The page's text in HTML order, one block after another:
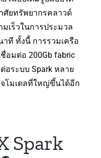
ศัยทรัพยากรคลาวด์
เร็วในการประมวล
าที ทั้งนี้ การรวมเครือ
อมต่อ 200Gb fabric
อระบบ Spark หลาย
จโมเดลที่ใหญ่ขึ้นได้อีก
Spark